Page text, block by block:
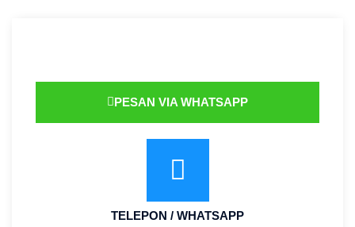
PESAN VIA WHATSAPP
TELEPON / WHATSAPP